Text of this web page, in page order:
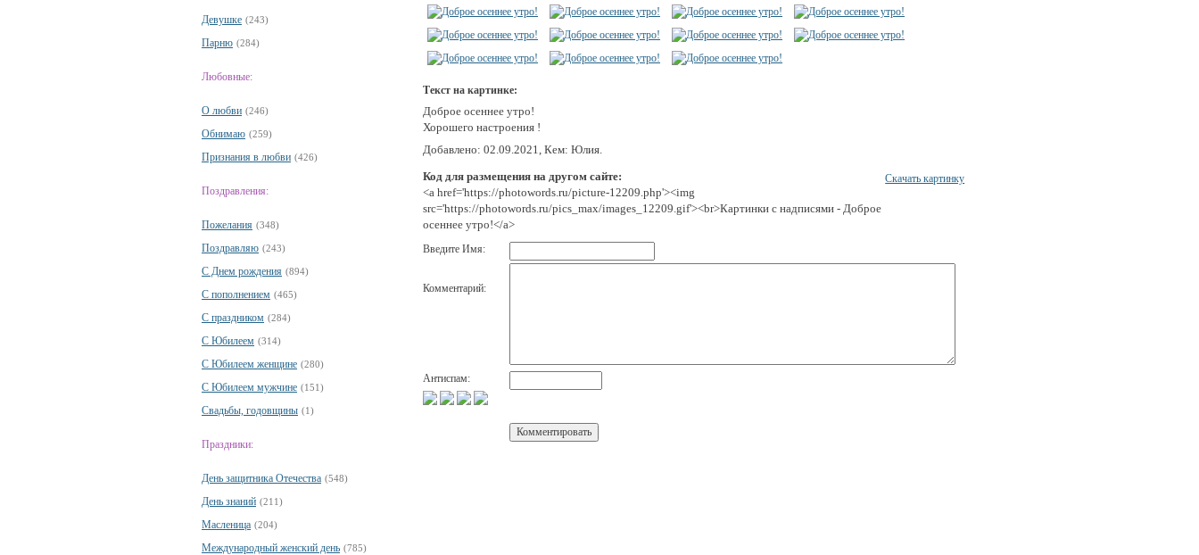
Девушке (243)
Парню (284)
Любовные:
О любви (246)
Обнимаю (259)
Признания в любви (426)
Поздравления:
Пожелания (348)
Поздравляю (243)
С Днем рождения (894)
С пополнением (465)
С праздником (284)
С Юбилеем (314)
С Юбилеем женщине (280)
С Юбилеем мужчине (151)
Свадьбы, годовщины (1)
Праздники:
День защитника Отечества (548)
День знаний (211)
Масленица (204)
Международный женский день (785)
Текст на картинке:
Доброе осеннее утро!
Хорошего настроения !
Добавлено: 02.09.2021, Кем: Юлия.
Код для размещения на другом сайте:
<a href='https://photowords.ru/picture-12209.php'><img
src='https://photowords.ru/pics_max/images_12209.gif'><br>Картинки с надписями - Доброе
осеннее утро!</a>
Скачать картинку
Введите Имя:
Комментарий:
Антиспам: